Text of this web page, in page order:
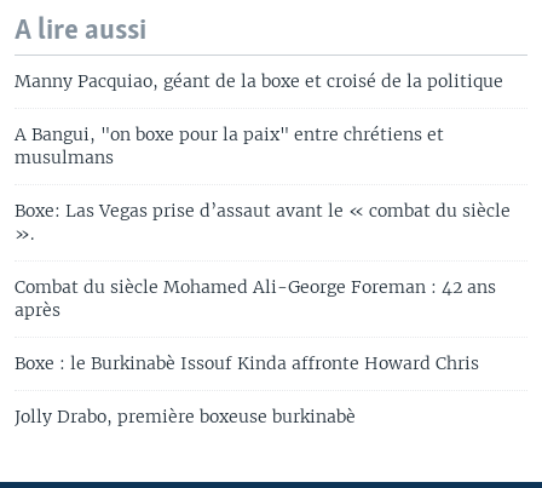
A lire aussi
Manny Pacquiao, géant de la boxe et croisé de la politique
A Bangui, "on boxe pour la paix" entre chrétiens et
musulmans
Boxe: Las Vegas prise d’assaut avant le « combat du siècle
».
Combat du siècle Mohamed Ali-George Foreman : 42 ans
après
Boxe : le Burkinabè Issouf Kinda affronte Howard Chris
Jolly Drabo, première boxeuse burkinabè